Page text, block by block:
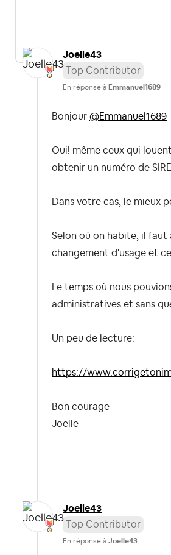
Joelle43
Top Contributor
En réponse à Emmanuel1689
Bonjour @Emmanuel1689
Oui! même ceux qui
obtenir un numéro de
Dans votre cas, le mieux
Selon où on habite, il
changement d'usage et
Le temps où nous
administratives et sans
Un peu de lecture:
https://
Bon courage
Joëlle
Joelle43
Top Contributor
En réponse à Joelle43